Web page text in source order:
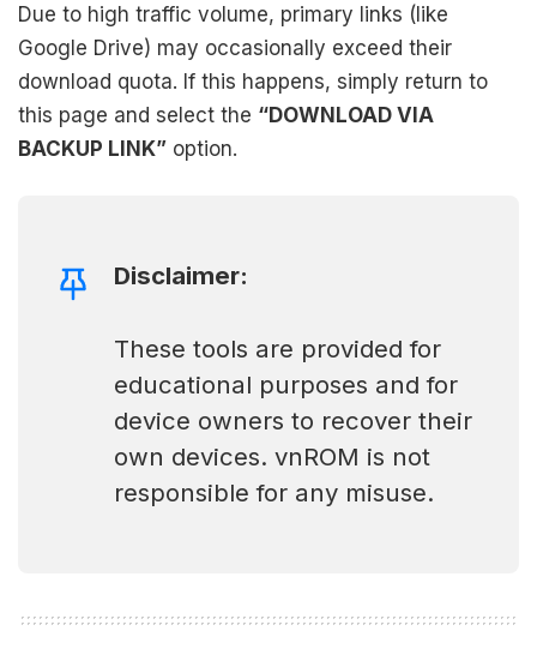
Due to high traffic volume, primary links (like
Google Drive) may occasionally exceed their
download quota. If this happens, simply return to
this page and select the “DOWNLOAD VIA
BACKUP LINK” option.
Disclaimer:
These tools are provided for
educational purposes and for
device owners to recover their
own devices. vnROM is not
responsible for any misuse.